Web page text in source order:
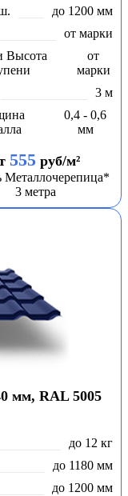
до 1200 мм
от марки
Высота
от
марки
3 м
0,4 - 0,6
мм
555руб/м²
Металлочерепица*
3 метра
мм, RAL 5005
до 12 кг
до 1180 мм
до 1200 мм